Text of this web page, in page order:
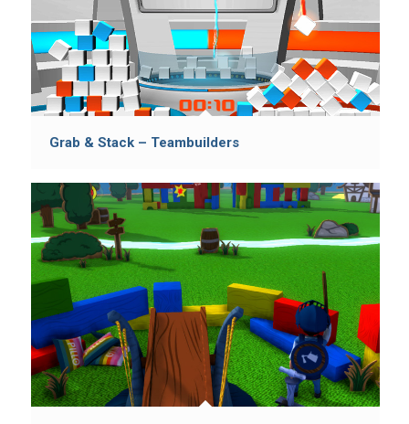
Grab & Stack – Teambuilders